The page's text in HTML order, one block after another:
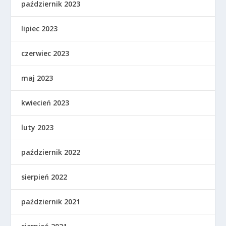
październik 2023
lipiec 2023
czerwiec 2023
maj 2023
kwiecień 2023
luty 2023
październik 2022
sierpień 2022
październik 2021